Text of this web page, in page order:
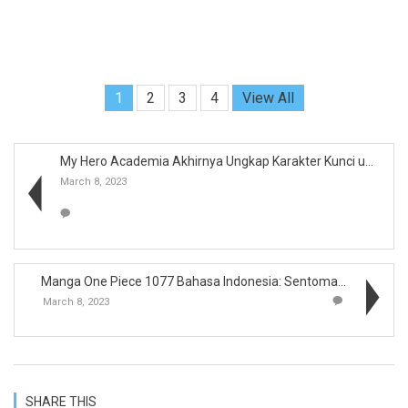
1 2 3 4 View All
March 8, 2023
March 8, 2023
SHARE THIS